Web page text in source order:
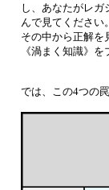
し、あなたがレ
んで見てくださ
その中から正解を
《渦まく知識》
では、この4つの